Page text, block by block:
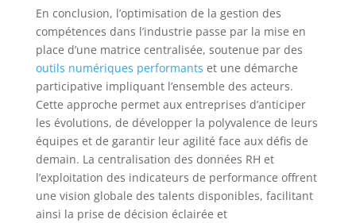
En conclusion, l’optimisation de la gestion des
compétences dans l’industrie passe par la mise en
place d’une matrice centralisée, soutenue par des
outils numériques performants et une démarche
participative impliquant l’ensemble des acteurs.
Cette approche permet aux entreprises d’anticiper
les évolutions, de développer la polyvalence de leurs
équipes et de garantir leur agilité face aux défis de
demain. La centralisation des données RH et
l’exploitation des indicateurs de performance offrent
une vision globale des talents disponibles, facilitant
ainsi la prise de décision éclairée et